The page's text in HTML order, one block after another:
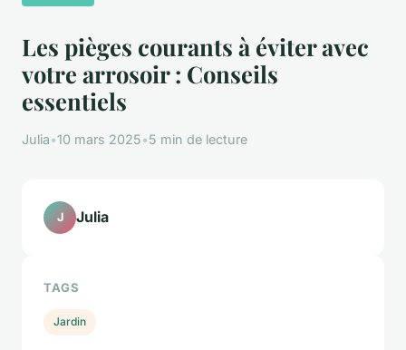
Les pièges courants à éviter avec
votre arrosoir : Conseils
essentiels
Julia•10 mars 2025•5 min de lecture
J Julia
TAGS
Jardin